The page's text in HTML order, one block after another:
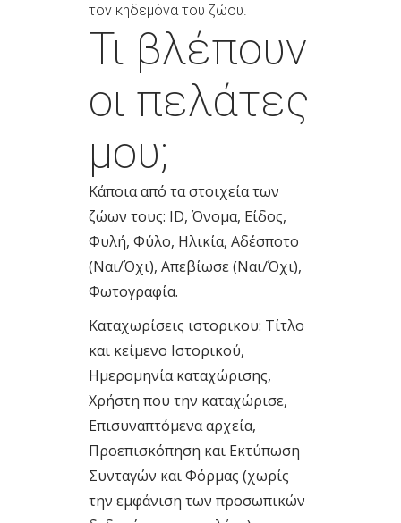
τον κηδεμόνα του ζώου.
Τι βλέπουν
οι πελάτες
μου;
Κάποια από τα στοιχεία των
ζώων τους: ID, Όνομα, Είδος,
Φυλή, Φύλο, Ηλικία, Αδέσποτο
(Ναι/Όχι), Απεβίωσε (Ναι/Όχι),
Φωτογραφία.
Καταχωρίσεις ιστορικου: Τίτλο
και κείμενο Ιστορικού,
Ημερομηνία καταχώρισης,
Χρήστη που την καταχώρισε,
Επισυναπτόμενα αρχεία,
Προεπισκόπηση και Εκτύπωση
Συνταγών και Φόρμας (χωρίς
την εμφάνιση των προσωπικών